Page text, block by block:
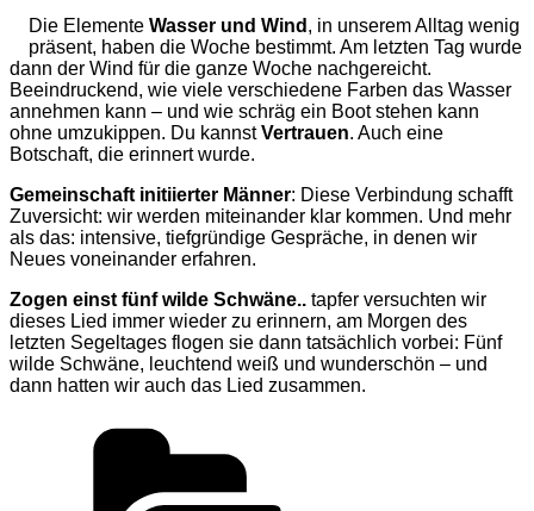
Die Elemente Wasser und Wind , in unserem Alltag wenig
präsent, haben die Woche bestimmt. Am letzten Tag wurde
dann der Wind für die ganze Woche nachgereicht.
Beeindruckend, wie viele verschiedene Farben das Wasser
annehmen kann – und wie schräg ein Boot stehen kann
ohne umzukippen. Du kannstVertrauen. Auch eine
Botschaft, die erinnert wurde.
Gemeinschaft initiierter Männer: Diese Verbindung schafft
Zuversicht: wir werden miteinander klar kommen. Und mehr
als das: intensive, tiefgründige Gespräche, in denen wir
Neues voneinander erfahren.
Zogen einst fünf wilde Schwäne.. tapfer versuchten wir
dieses Lied immer wieder zu erinnern, am Morgen des
letzten Segeltages flogen sie dann tatsächlich vorbei: Fünf
wilde Schwäne, leuchtend weiß und wunderschön – und
dann hatten wir auch das Lied zusammen.